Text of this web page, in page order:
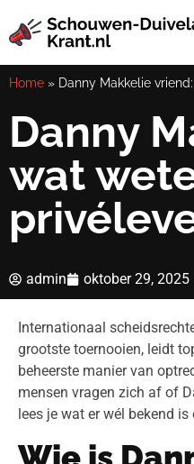
Home » Danny Makkelie
Danny
wat
admin oktober 29, 2025
Internationaal
grootste toernooien, leidt
beheerste manier van
mensen vragen zich af of
lees je wat er wél bekend